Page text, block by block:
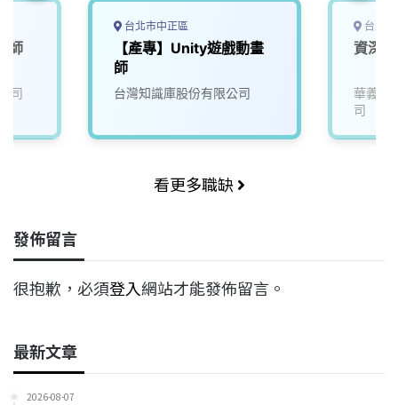
師
司
台北市中正區
【產專】Unity遊戲動畫
師
台灣知識庫股份有限公司
台北
資深
華義國
司
看更多職缺
發佈留言
很抱歉，必須登入網站才能發佈留言。
最新文章
2026-08-07